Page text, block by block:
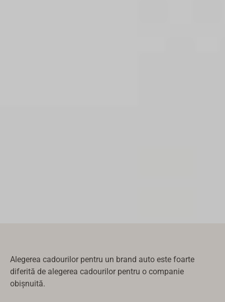
Alegerea cadourilor pentru un brand auto este foarte
diferită de alegerea cadourilor pentru o companie
obișnuită.